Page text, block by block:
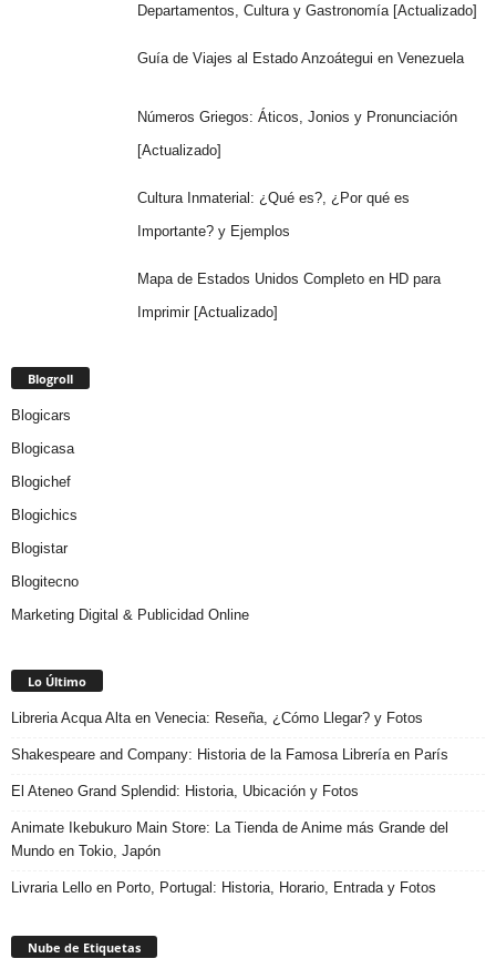
Departamentos, Cultura y Gastronomía [Actualizado]
Guía de Viajes al Estado Anzoátegui en Venezuela
Números Griegos: Áticos, Jonios y Pronunciación
[Actualizado]
Cultura Inmaterial: ¿Qué es?, ¿Por qué es
Importante? y Ejemplos
Mapa de Estados Unidos Completo en HD para
Imprimir [Actualizado]
Blogroll
Blogicars
Blogicasa
Blogichef
Blogichics
Blogistar
Blogitecno
Marketing Digital & Publicidad Online
Lo Último
Libreria Acqua Alta en Venecia: Reseña, ¿Cómo Llegar? y Fotos
Shakespeare and Company: Historia de la Famosa Librería en París
El Ateneo Grand Splendid: Historia, Ubicación y Fotos
Animate Ikebukuro Main Store: La Tienda de Anime más Grande del
Mundo en Tokio, Japón
Livraria Lello en Porto, Portugal: Historia, Horario, Entrada y Fotos
Nube de Etiquetas